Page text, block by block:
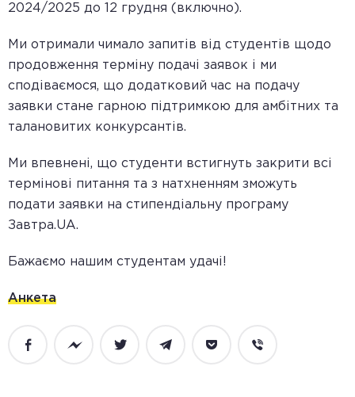
2024/2025 до 12 грудня (включно).
Ми отримали чимало запитів від студентів щодо
продовження терміну подачі заявок і ми
сподіваємося, що додатковий час на подачу
заявки стане гарною підтримкою для амбітних та
талановитих конкурсантів.
Ми впевнені, що студенти встигнуть закрити всі
термінові питання та з натхненням зможуть
подати заявки на стипендіальну програму
Завтра.UA.
Бажаємо нашим студентам удачі!
Анкета
FacebookMessengerTwitter TelegramPocket Viber